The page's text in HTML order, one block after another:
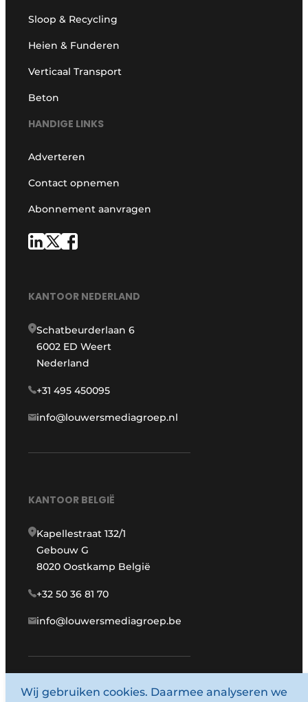
Sloop & Recycling
Heien & Funderen
Verticaal Transport
Beton
HANDIGE LINKS
Adverteren
Contact opnemen
Abonnement aanvragen
KANTOOR NEDERLAND
Schatbeurderlaan 6
6002 ED Weert
Nederland
+31 495 450095
info@louwersmediagroep.nl
KANTOOR BELGIË
Kapellestraat 132/1
Gebouw G
8020 Oostkamp België
+32 50 36 81 70
info@louwersmediagroep.be
www.louwersmediagroep.com
Wij gebruiken cookies. Daarmee analyseren we